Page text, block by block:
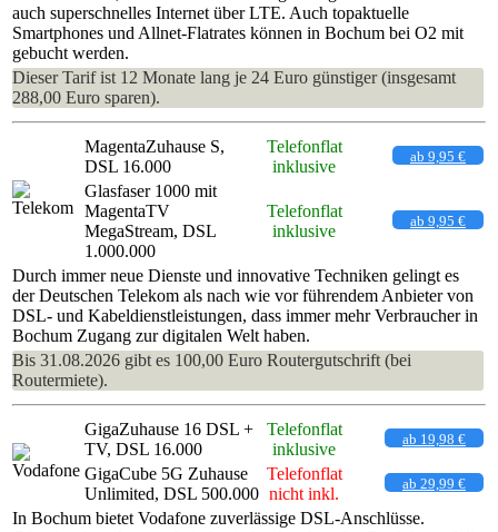
auch superschnelles Internet über LTE. Auch topaktuelle
Smartphones und Allnet-Flatrates können in Bochum bei O2 mit
gebucht werden.
Dieser Tarif ist 12 Monate lang je 24 Euro günstiger (insgesamt
288,00 Euro sparen).
MagentaZuhause S,
DSL 16.000
Telefonflat
inklusive
ab 9,95 €
Glasfaser 1000 mit
MagentaTV
MegaStream, DSL
1.000.000
Telefonflat
inklusive
ab 9,95 €
Durch immer neue Dienste und innovative Techniken gelingt es
der Deutschen Telekom als nach wie vor führendem Anbieter von
DSL- und Kabeldienstleistungen, dass immer mehr Verbraucher in
Bochum Zugang zur digitalen Welt haben.
Bis 31.08.2026 gibt es 100,00 Euro Routergutschrift (bei
Routermiete).
GigaZuhause 16 DSL +
TV, DSL 16.000
Telefonflat
inklusive
ab 19,98 €
GigaCube 5G Zuhause
Unlimited, DSL 500.000
Telefonflat
nicht inkl.
ab 29,99 €
In Bochum bietet Vodafone zuverlässige DSL-Anschlüsse.